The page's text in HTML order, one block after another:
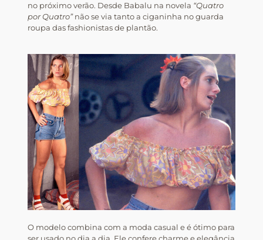
no próximo verão. Desde Babalu na novela “Quatro
por Quatro”não se via tanto a ciganinha no guarda
roupa das fashionistas de plantão.
O modelo combina com a moda casual e é ótimo para